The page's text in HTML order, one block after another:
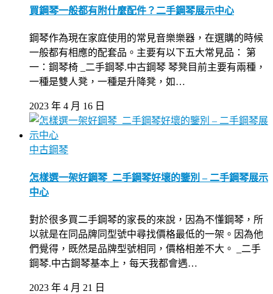
買鋼琴一般都有附什麼配件？二手鋼琴展示中心
鋼琴作為現在家庭使用的常見音樂樂器，在選購的時候
一般都有相應的配套品。主要有以下五大常見品： 第
一：鋼琴椅 _二手鋼琴.中古鋼琴 琴凳目前主要有兩種，
一種是雙人凳，一種是升降凳，如…
2023 年 4 月 16 日
中古鋼琴
怎樣選一架好鋼琴_二手鋼琴好壞的鑒別 – 二手鋼琴展示
中心
對於很多買二手鋼琴的家長的來說，因為不懂鋼琴，所
以就是在同品牌同型號中尋找價格最低的一架。因為他
們覺得，既然是品牌型號相同，價格相差不大。 _二手
鋼琴.中古鋼琴基本上，每天我都會遇…
2023 年 4 月 21 日